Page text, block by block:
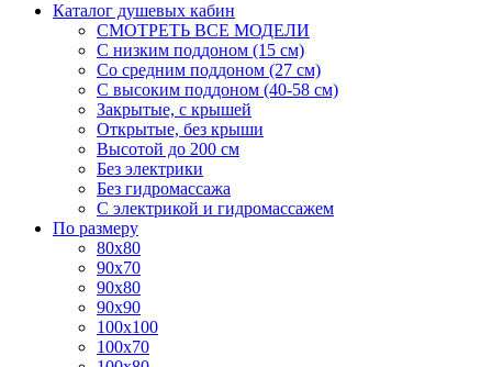
Каталог душевых кабин
СМОТРЕТЬ ВСЕ МОДЕЛИ
С низким поддоном (15 см)
Со средним поддоном (27 см)
С высоким поддоном (40-58 см)
Закрытые, с крышей
Открытые, без крыши
Высотой до 200 см
Без электрики
Без гидромассажа
С электрикой и гидромассажем
По размеру
80x80
90x70
90x80
90x90
100x100
100x70